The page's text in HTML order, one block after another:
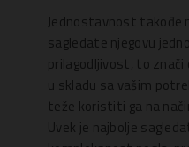
Jednostavnost takođe
sagledate njegovu
prilagodljivost, to
u skladu sa vašim
teže koristiti ga na
Uvek je najbolje